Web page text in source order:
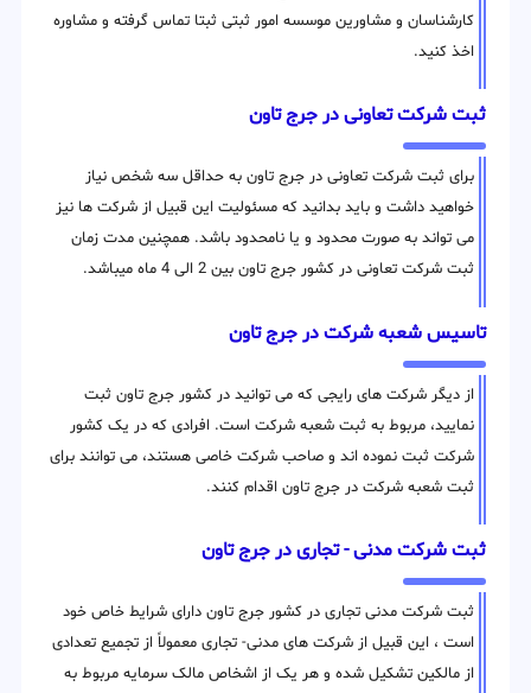
کارشناسان و مشاورین موسسه امور ثبتی ثبتا تماس گرفته و مشاوره
اخذ کنید.
ثبت شرکت تعاونی در جرج تاون
برای ثبت شرکت تعاونی در جرج تاون به حداقل سه شخص نیاز
خواهید داشت و باید بدانید که مسئولیت این قبیل از شرکت ها نیز
می تواند به صورت محدود و یا نامحدود باشد. همچنین مدت زمان
ثبت شرکت تعاونی در کشور جرج تاون بین 2 الی 4 ماه میباشد.
تاسیس شعبه شرکت در جرج تاون
از دیگر شرکت های رایجی که می توانید در کشور جرج تاون ثبت
نمایید، مربوط به ثبت شعبه شرکت است. افرادی که در یک کشور
شرکت ثبت نموده اند و صاحب شرکت خاصی هستند، می توانند برای
ثبت شعبه شرکت در جرج تاون اقدام کنند.
ثبت شرکت مدنی - تجاری در جرج تاون
ثبت شرکت مدنی تجاری در کشور جرج تاون دارای شرایط خاص خود
است ، این قبیل از شرکت های مدنی- تجاری معمولاً از تجمیع تعدادی
از مالکین تشکیل شده و هر یک از اشخاص مالک سرمایه مربوط به